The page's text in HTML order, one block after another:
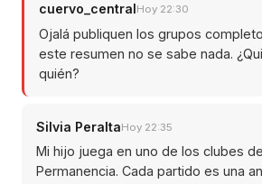
cuervo_centralHoy 22:30
Ojalá publiquen los grupos
este resumen no se sabe nada.
quién?
Silvia PeraltaHoy 22:35
Mi hijo juega en uno de los clubes
Permanencia. Cada partido es una